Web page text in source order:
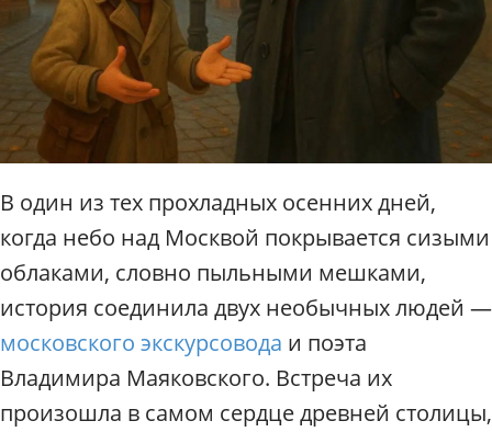
о
М
о
с
/
а
д
у
с
В один из тех прохладных осенних дней,
когда небо над Москвой покрывается сизыми
облаками, словно пыльными мешками,
история соединила двух необычных людей —
московского экскурсовода и поэта
Владимира Маяковского. Встреча их
произошла в самом сердце древней столицы,